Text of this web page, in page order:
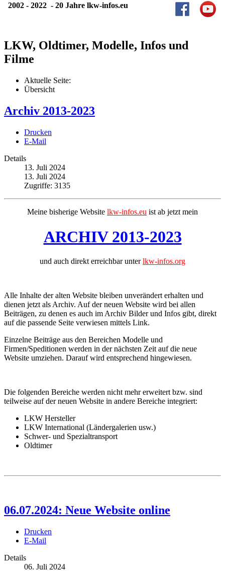
2002 - 2022 - 20 Jahre lkw-infos.eu
LKW, Oldtimer, Modelle, Infos und
Filme
Aktuelle Seite:
Übersicht
Archiv 2013-2023
Drucken
E-Mail
Details
13. Juli 2024
13. Juli 2024
Zugriffe: 3135
Meine bisherige Website lkw-infos.eu ist ab jetzt mein
ARCHIV 2013-2023
und auch direkt erreichbar unterlkw-infos.org
Alle Inhalte der alten Website bleiben unverändert erhalten und
dienen jetzt als Archiv. Auf der neuen Website wird bei allen
Beiträgen, zu denen es auch im Archiv Bilder und Infos gibt, direkt
auf die passende Seite verwiesen mittels Link.
Einzelne Beiträge aus den Bereichen Modelle und
Firmen/Speditionen werden in der nächsten Zeit auf die neue
Website umziehen. Darauf wird entsprechend hingewiesen.
Die folgenden Bereiche werden nicht mehr erweitert bzw. sind
teilweise auf der neuen Website in andere Bereiche integriert:
LKW Hersteller
LKW International (Ländergalerien usw.)
Schwer- und Spezialtransport
Oldtimer
06.07.2024: Neue Website online
Drucken
E-Mail
Details
06. Juli 2024